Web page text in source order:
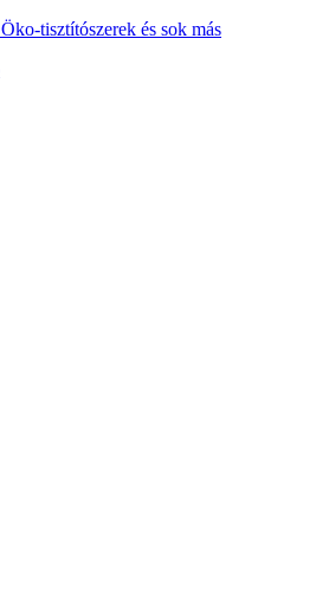
Öko-tisztítószerek és sok más